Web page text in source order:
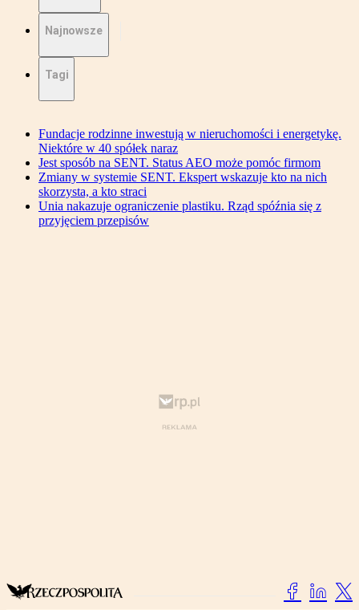
Najnowsze
Tagi
Fundacje rodzinne inwestują w nieruchomości i energetykę.
Niektóre w 40 spółek naraz
Jest sposób na SENT. Status AEO może pomóc firmom
Zmiany w systemie SENT. Ekspert wskazuje kto na nich
skorzysta, a kto straci
Unia nakazuje ograniczenie plastiku. Rząd spóźnia się z
przyjęciem przepisów